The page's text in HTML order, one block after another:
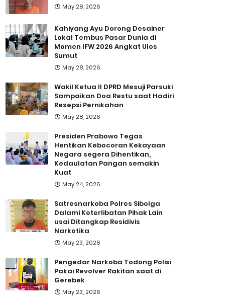
May 28, 2026
Kahiyang Ayu Dorong Desainer
Lokal Tembus Pasar Dunia di
Momen IFW 2026 Angkat Ulos
Sumut
May 28, 2026
Wakil Ketua II DPRD Mesuji Parsuki
Sampaikan Doa Restu saat Hadiri
Resepsi Pernikahan
May 28, 2026
Presiden Prabowo Tegas
Hentikan Kebocoran Kekayaan
Negara segera Dihentikan,
Kedaulatan Pangan semakin
Kuat
May 24, 2026
Satresnarkoba Polres Sibolga
Dalami Keterlibatan Pihak Lain
usai Ditangkap Residivis
Narkotika
May 23, 2026
Pengedar Narkoba Todong Polisi
Pakai Revolver Rakitan saat di
Gerebek
May 23, 2026